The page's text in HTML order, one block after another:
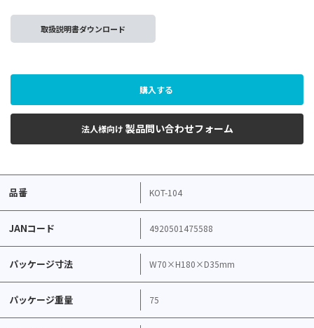
取扱説明書ダウンロード
購入する
法人様向け 製品問い合わせフォーム
品番 KOT-104
JANコード 4920501475588
パッケージ寸法 W70×H180×D35mm
パッケージ重量 75